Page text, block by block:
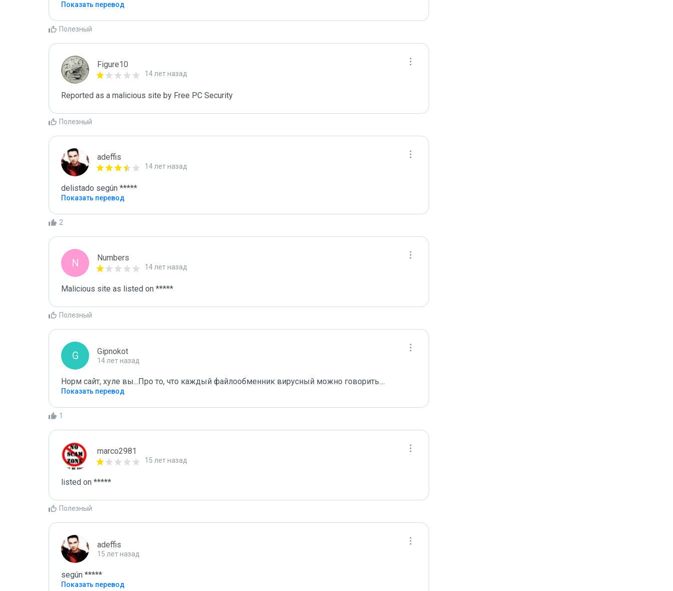
Показать перевод
Полезный
Figure10
14 лет назад
Reported as a malicious site by Free PC Security
Полезный
adeffis
14 лет назад
delistado según *****
Показать перевод
2
N Numbers
14 лет назад
Malicious site as listed on *****
Полезный
G Gipnokot
14 лет назад
Норм сайт, хуле вы...Про то, что каждый файлообменник вирусный можно говорить....
Показать перевод
1
marco2981
15 лет назад
listed on *****
Полезный
adeffis
15 лет назад
según *****
Показать перевод